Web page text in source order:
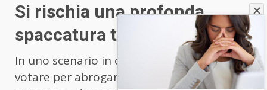
Si rischia una profonda
spaccatura tra nord e sud
In uno scenario in cui fossimo chiamati a
votare per abrogare questa norma, ci